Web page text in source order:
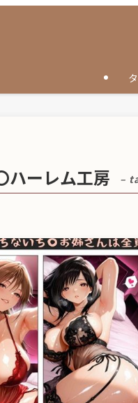
ハーレム工房 –